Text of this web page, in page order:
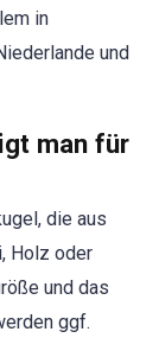
in
und
man für
die aus
Holz oder
und das
ggf.